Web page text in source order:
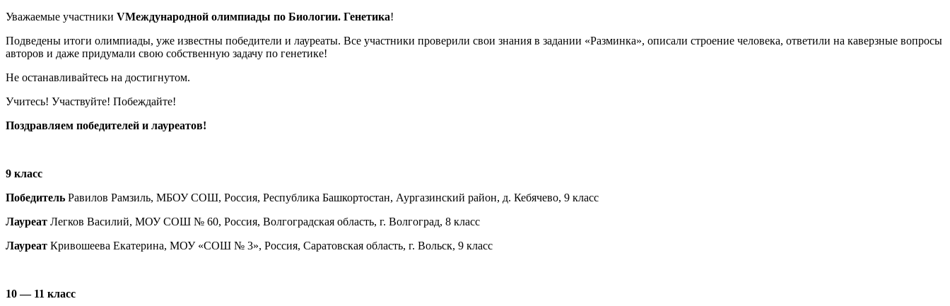
Уважаемые участники VМеждународной олимпиады по Биологии. Генетика!
Подведены итоги олимпиады, уже известны победители и лауреаты. Все участники проверили свои знания в задании «Разминка», описали строение человека, ответили на каверзные вопросы
авторов и даже придумали свою собственную задачу по генетике!
Не останавливайтесь на достигнутом.
Учитесь! Участвуйте! Побеждайте!
Поздравляем победителей и лауреатов!
9 класс
Победитель Равилов Рамзиль, МБОУ СОШ, Россия, Республика Башкортостан, Аургазинский район, д. Кебячево, 9 класс
Лауреат Легков Василий, МОУ СОШ № 60, Россия, Волгоградская область, г. Волгоград, 8 класс
Лауреат Кривошеева Екатерина, МОУ «СОШ № 3», Россия, Саратовская область, г. Вольск, 9 класс
10 — 11 класс